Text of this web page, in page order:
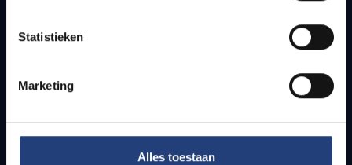
Statistieken
Marketing
Alles toestaan
Bereikbaarheid